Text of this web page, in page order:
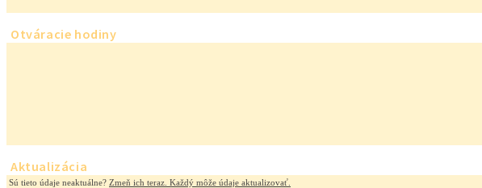
Otváracie hodiny
Aktualizácia
Sú tieto údaje neaktuálne? Zmeň ich teraz. Každý môže údaje aktualizovať.